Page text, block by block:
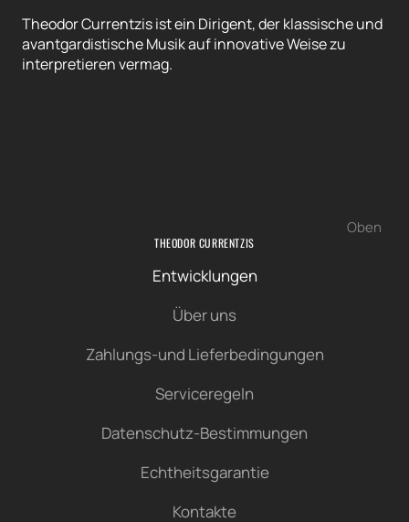
Theodor Currentzis ist ein Dirigent, der klassische und
avantgardistische Musik auf innovative Weise zu
interpretieren vermag.
Oben
THEODOR CURRENTZIS
Entwicklungen
Über uns
Zahlungs-und Lieferbedingungen
Serviceregeln
Datenschutz-Bestimmungen
Echtheitsgarantie
Kontakte